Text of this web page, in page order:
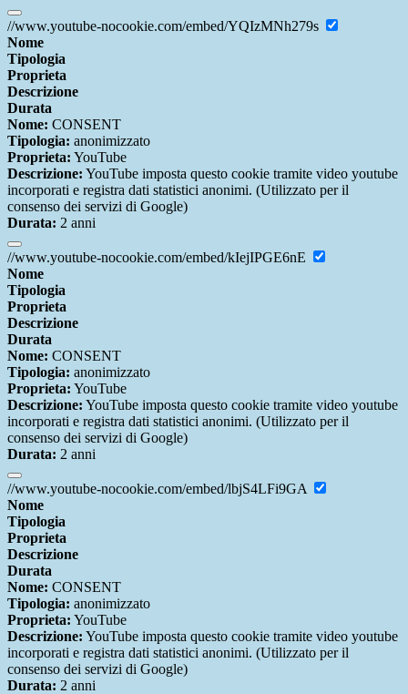
//www.youtube-nocookie.com/embed/YQIzMNh279s
Nome
Tipologia
Proprieta
Descrizione
Durata
Nome: CONSENT
Tipologia: anonimizzato
Proprieta: YouTube
Descrizione: YouTube imposta questo cookie tramite video youtube
incorporati e registra dati statistici anonimi. (Utilizzato per il
consenso dei servizi di Google)
Durata: 2 anni
//www.youtube-nocookie.com/embed/kIejIPGE6nE
Nome
Tipologia
Proprieta
Descrizione
Durata
Nome: CONSENT
Tipologia: anonimizzato
Proprieta: YouTube
Descrizione: YouTube imposta questo cookie tramite video youtube
incorporati e registra dati statistici anonimi. (Utilizzato per il
consenso dei servizi di Google)
Durata: 2 anni
//www.youtube-nocookie.com/embed/lbjS4LFi9GA
Nome
Tipologia
Proprieta
Descrizione
Durata
Nome: CONSENT
Tipologia: anonimizzato
Proprieta: YouTube
Descrizione: YouTube imposta questo cookie tramite video youtube
incorporati e registra dati statistici anonimi. (Utilizzato per il
consenso dei servizi di Google)
Durata: 2 anni